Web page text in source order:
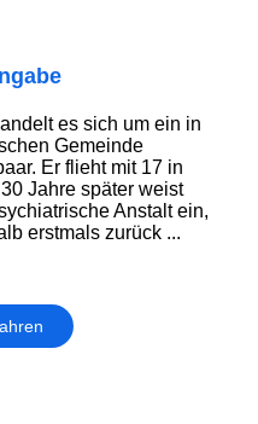
es sich um ein in
Gemeinde
Er flieht mit 17 in
Jahre später weist
Anstalt ein,
erstmals zurück ...